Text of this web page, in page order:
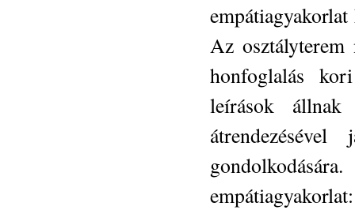
Az
honfoglalás
leírások